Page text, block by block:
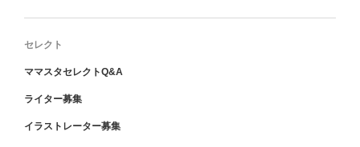
セレクト
ママスタセレクトQ&A
ライター募集
イラストレーター募集